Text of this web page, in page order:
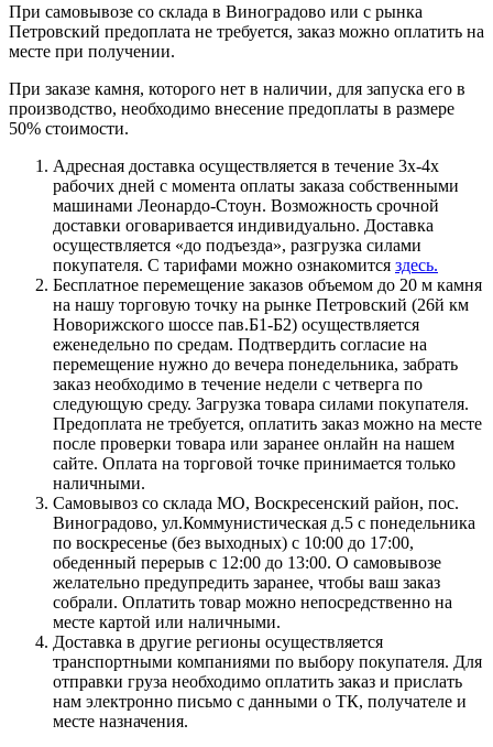
При самовывозе со склада в Виноградово или с рынка
Петровский предоплата не требуется, заказ можно оплатить на
месте при получении.
При заказе камня, которого нет в наличии, для запуска его в
производство, необходимо внесение предоплаты в размере
50% стоимости.
Адресная доставка осуществляется в течение 3х-4х
рабочих дней с момента оплаты заказа собственными
машинами Леонардо-Стоун. Возможность срочной
доставки оговаривается индивидуально. Доставка
осуществляется «до подъезда», разгрузка силами
покупателя. С тарифами можно ознакомится здесь.
Бесплатное перемещение заказов объемом до 20 м камня
на нашу торговую точку на рынке Петровский (26й км
Новорижского шоссе пав.Б1-Б2) осуществляется
еженедельно по средам. Подтвердить согласие на
перемещение нужно до вечера понедельника, забрать
заказ необходимо в течение недели с четверга по
следующую среду. Загрузка товара силами покупателя.
Предоплата не требуется, оплатить заказ можно на месте
после проверки товара или заранее онлайн на нашем
сайте. Оплата на торговой точке принимается только
наличными.
Самовывоз со склада МО, Воскресенский район, пос.
Виноградово, ул.Коммунистическая д.5 с понедельника
по воскресенье (без выходных) с 10:00 до 17:00,
обеденный перерыв с 12:00 до 13:00. О самовывозе
желательно предупредить заранее, чтобы ваш заказ
собрали. Оплатить товар можно непосредственно на
месте картой или наличными.
Доставка в другие регионы осуществляется
транспортными компаниями по выбору покупателя. Для
отправки груза необходимо оплатить заказ и прислать
нам электронно письмо с данными о ТК, получателе и
месте назначения.